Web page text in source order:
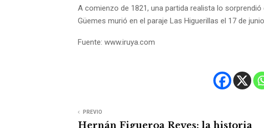
A comienzo de 1821, una partida realista lo
Güemes murió en el paraje Las Higuerillas el 17 de
Fuente: www.iruya.com
PREVIO
Hernán Figueroa Reyes: la historia